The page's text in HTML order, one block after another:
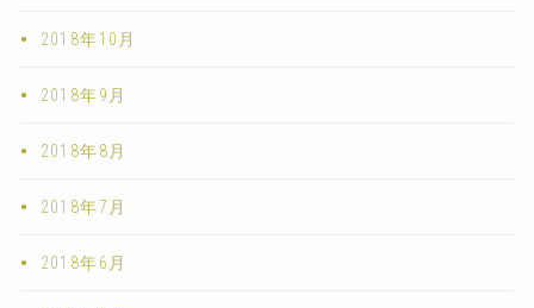
2018年10月
2018年9月
2018年8月
2018年7月
2018年6月